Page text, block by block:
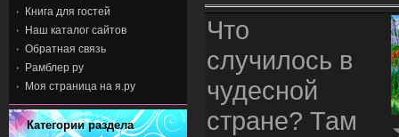
Книга для гостей
Наш каталог сайтов
Обратная связь
Рамблер ру
Моя страница на я.ру
Категории раздела
Что
случилось в
чудесной
стране? Там